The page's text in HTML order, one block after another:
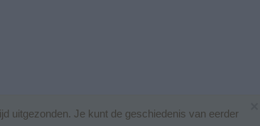
uitgezonden. Je kunt de geschiedenis van eerder